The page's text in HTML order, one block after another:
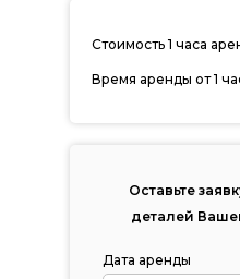
Дата аренды
Оставьте
деталей
Время аренды от 1
Стоимость 1 часа